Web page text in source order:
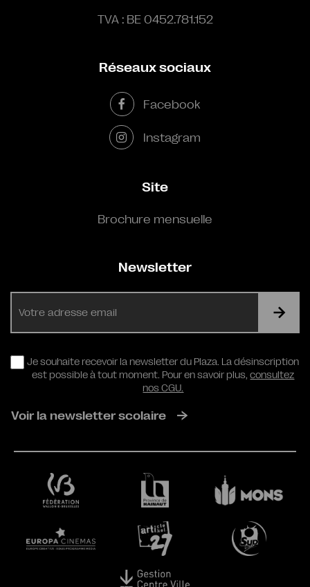
TVA : BE 0452.781.152
Réseaux sociaux
Facebook
Instagram
Site
Brochure mensuelle
Newsletter
RGPD
Je souhaite recevoir la newsletter du Plaza. La désinscription
est possible à tout moment. Pour en savoir plus,consultez
nos CGU.
Voir la newsletter scolaire